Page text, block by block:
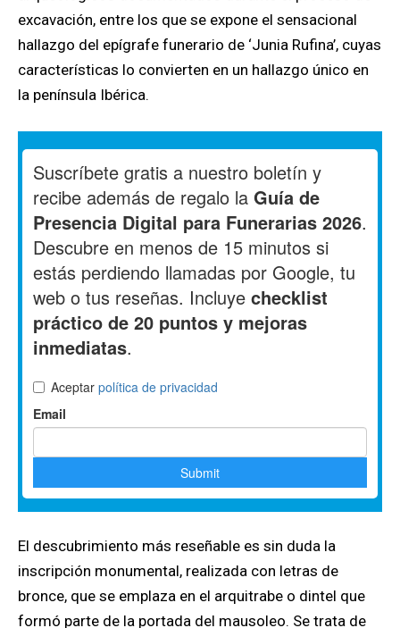
excavación, entre los que se expone el sensacional
hallazgo del epígrafe funerario de ‘Junia Rufina’, cuyas
características lo convierten en un hallazgo único en
la península Ibérica.
El descubrimiento más reseñable es sin duda la
inscripción monumental, realizada con letras de
bronce, que se emplaza en el arquitrabe o dintel que
formó parte de la portada del mausoleo. Se trata de